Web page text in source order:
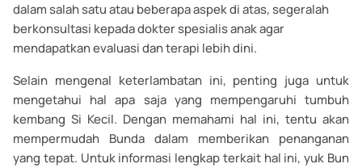
dalam salah satu atau beberapa aspek di atas, segeralah
berkonsultasi kepada dokter spesialis anak agar
mendapatkan evaluasi dan terapi lebih dini.
Selain mengenal keterlambatan ini, penting juga untuk
mengetahui hal apa saja yang mempengaruhi tumbuh
kembang Si Kecil. Dengan memahami hal ini, tentu akan
mempermudah Bunda dalam memberikan penanganan
yang tepat. Untuk informasi lengkap terkait hal ini, yuk Bun